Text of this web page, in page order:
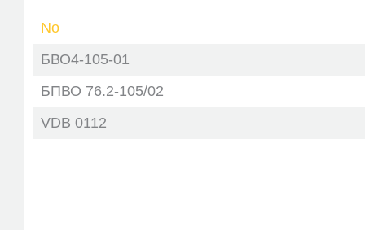
No
БВО4-105-01
БПВО 76.2-105/02
VDB 0112